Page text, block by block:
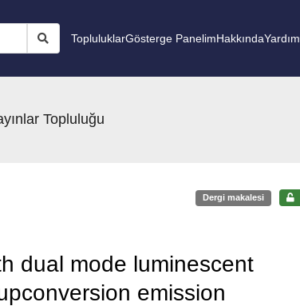
TopluluklarGösterge PanelimHakkındaYardım
Topluluğu
Dergi makalesi
dual mode luminescent
emission